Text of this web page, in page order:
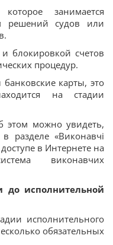
занимается
решений судов или
блокировкой счетов
процедур.
карты, это
на стадии
этом можно увидеть,
разделе «Виконавчі
в Интернете на
виконавчих
исполнительной
исполнительного
обязательных